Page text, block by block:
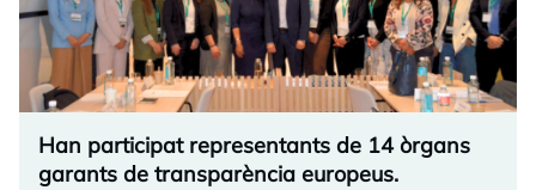
Han participat representants de 14 òrgans
garants de transparència europeus.